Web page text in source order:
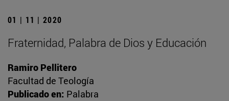
01 | 11 | 2020
Fraternidad, Palabra de Dios y Educación
Ramiro Pellitero
Facultad de Teología
Publicado en: Palabra